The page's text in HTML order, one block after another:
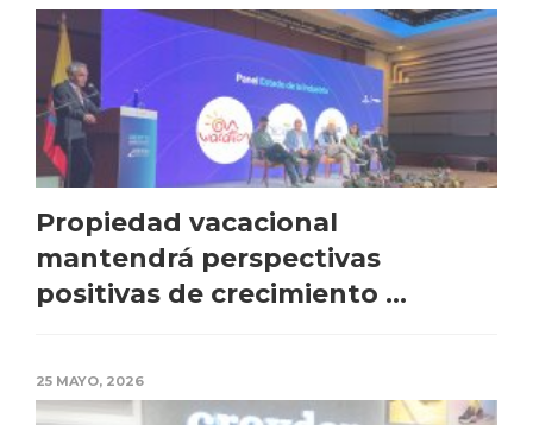
Propiedad vacacional
mantendrá perspectivas
positivas de crecimiento ...
25 MAYO, 2026